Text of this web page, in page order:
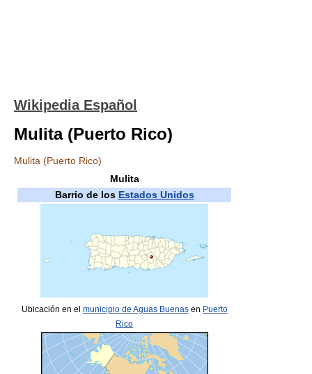
Wikipedia Español
Mulita (Puerto Rico)
Mulita (Puerto Rico)
Mulita
Barrio de los Estados Unidos
Ubicación en el municipio de Aguas Buenasen Puerto
Rico